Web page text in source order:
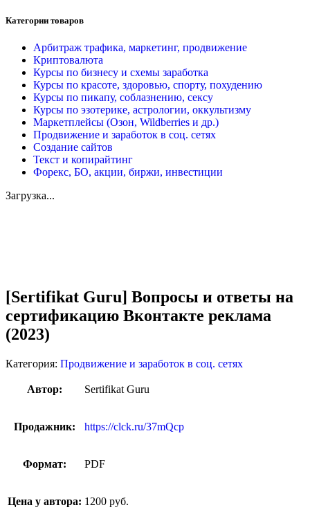
Категории товаров
Арбитраж трафика, маркетинг, продвижение
Криптовалюта
Курсы по бизнесу и схемы заработка
Курсы по красоте, здоровью, спорту, похудению
Курсы по пикапу, соблазнению, сексу
Курсы по эзотерике, астрологии, оккультизму
Маркетплейсы (Озон, Wildberries и др.)
Продвижение и заработок в соц. сетях
Создание сайтов
Текст и копирайтинг
Форекс, БО, акции, биржи, инвестиции
Загрузка...
[Sertifikat Guru] Вопросы и ответы на
сертификацию Вконтакте реклама
(2023)
Категория: Продвижение и заработок в соц. сетях
Автор: Sertifikat Guru
Продажник: https://clck.ru/37mQcp
Формат: PDF
Цена у автора: 1200 руб.